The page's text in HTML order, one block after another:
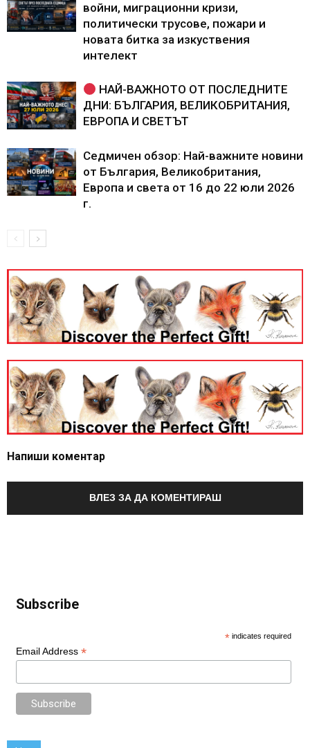
войни, миграционни кризи,
политически трусове, пожари и
новата битка за изкуствения
интелект
НАЙ-ВАЖНОТО ОТ ПОСЛЕДНИТЕ
ДНИ: БЪЛГАРИЯ, ВЕЛИКОБРИТАНИЯ,
ЕВРОПА И СВЕТЪТ
Седмичен обзор: Най-важните новини
от България, Великобритания,
Европа и света от 16 до 22 юли 2026
г.
Напиши коментар
ВЛЕЗ ЗА ДА КОМЕНТИРАШ
Subscribe
* indicates required
Email Address *